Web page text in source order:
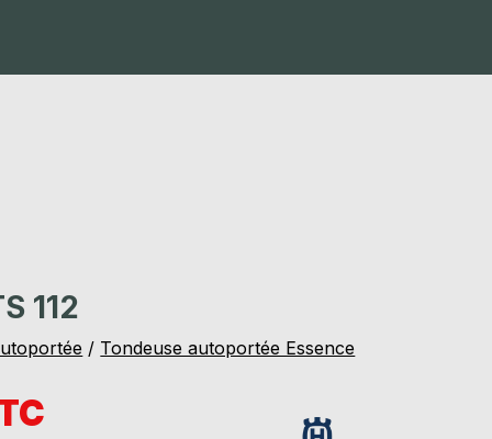
112
/ Tondeuse autoportée Essence